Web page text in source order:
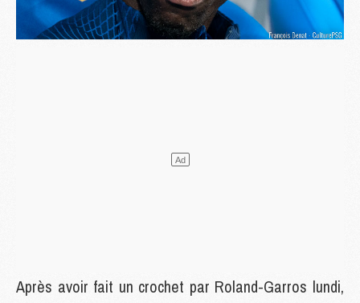
Après avoir fait un crochet par Roland-Garros lundi,